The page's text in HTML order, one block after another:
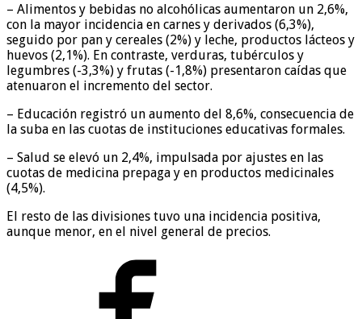
– Alimentos y bebidas no alcohólicas aumentaron un 2,6%,
con la mayor incidencia en carnes y derivados (6,3%),
seguido por pan y cereales (2%) y leche, productos lácteos y
huevos (2,1%). En contraste, verduras, tubérculos y
legumbres (-3,3%) y frutas (-1,8%) presentaron caídas que
atenuaron el incremento del sector.
– Educación registró un aumento del 8,6%, consecuencia de
la suba en las cuotas de instituciones educativas formales.
– Salud se elevó un 2,4%, impulsada por ajustes en las
cuotas de medicina prepaga y en productos medicinales
(4,5%).
El resto de las divisiones tuvo una incidencia positiva,
aunque menor, en el nivel general de precios.